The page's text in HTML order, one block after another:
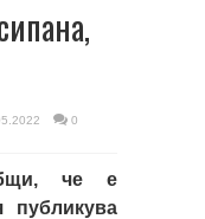
0
че е
публикува